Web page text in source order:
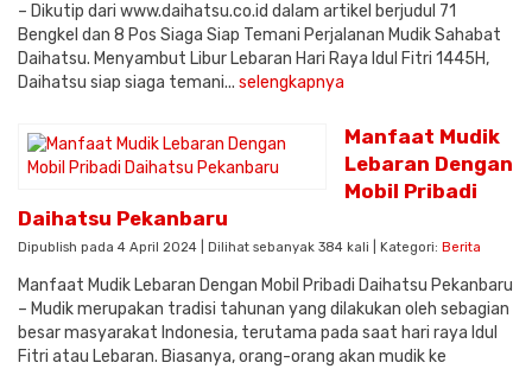
– Dikutip dari www.daihatsu.co.id dalam artikel berjudul 71
Bengkel dan 8 Pos Siaga Siap Temani Perjalanan Mudik Sahabat
Daihatsu. Menyambut Libur Lebaran Hari Raya Idul Fitri 1445H,
Daihatsu siap siaga temani... selengkapnya
Manfaat Mudik
Lebaran Dengan
Mobil Pribadi
Daihatsu Pekanbaru
Dipublish pada 4 April 2024 | Dilihat sebanyak 384 kali | Kategori: Berita
Manfaat Mudik Lebaran Dengan Mobil Pribadi Daihatsu Pekanbaru
– Mudik merupakan tradisi tahunan yang dilakukan oleh sebagian
besar masyarakat Indonesia, terutama pada saat hari raya Idul
Fitri atau Lebaran. Biasanya, orang-orang akan mudik ke